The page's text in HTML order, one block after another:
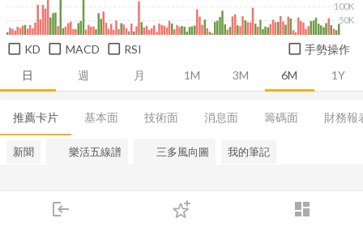
login dashboard
下單
日 週 月 1M 3M 6M 1Y
50K
100K
KD MACD RSI 手勢操作
推薦卡片 基本面 技術面 消息面 籌碼面 財務報
新聞 樂活五線譜 三多風向圖 我的筆記